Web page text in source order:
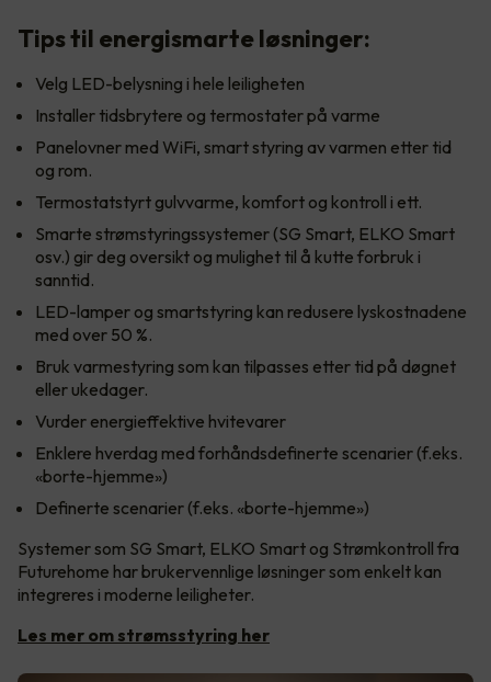
Tips til energismarte løsninger:
Velg LED-belysning i hele leiligheten
Installer tidsbrytere og termostater på varme
Panelovner med WiFi, smart styring av varmen etter tid
og rom.
Termostatstyrt gulvvarme, komfort og kontroll i ett.
Smarte strømstyringssystemer (SG Smart, ELKO Smart
osv.) gir deg oversikt og mulighet til å kutte forbruk i
sanntid.
LED-lamper og smartstyring kan redusere lyskostnadene
med over 50 %.
Bruk varmestyring som kan tilpasses etter tid på døgnet
eller ukedager.
Vurder energieffektive hvitevarer
Enklere hverdag med forhåndsdefinerte scenarier (f.eks.
«borte-hjemme»)
Definerte scenarier (f.eks. «borte-hjemme»)
Systemer som SG Smart, ELKO Smart og Strømkontroll fra
Futurehome har brukervennlige løsninger som enkelt kan
integreres i moderne leiligheter.
Les mer om strømsstyring her